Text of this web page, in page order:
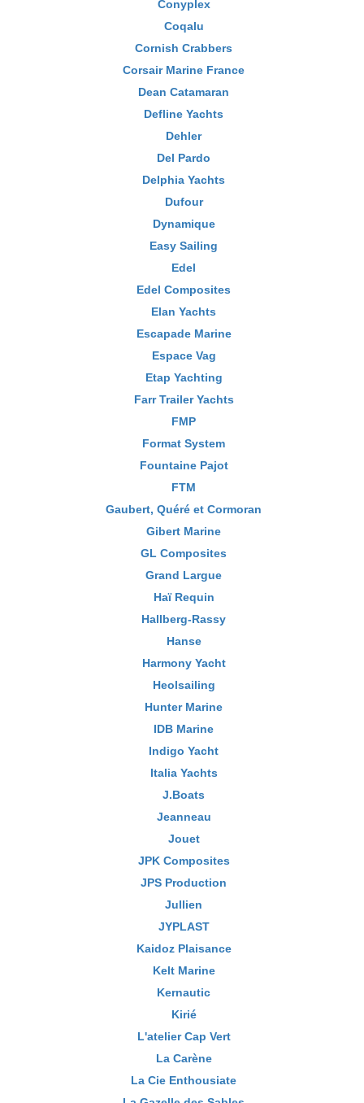
Conyplex
Coqalu
Cornish Crabbers
Corsair Marine France
Dean Catamaran
Defline Yachts
Dehler
Del Pardo
Delphia Yachts
Dufour
Dynamique
Easy Sailing
Edel
Edel Composites
Elan Yachts
Escapade Marine
Espace Vag
Etap Yachting
Farr Trailer Yachts
FMP
Format System
Fountaine Pajot
FTM
Gaubert, Quéré et Cormoran
Gibert Marine
GL Composites
Grand Largue
Haï Requin
Hallberg-Rassy
Hanse
Harmony Yacht
Heolsailing
Hunter Marine
IDB Marine
Indigo Yacht
Italia Yachts
J.Boats
Jeanneau
Jouet
JPK Composites
JPS Production
Jullien
JYPLAST
Kaidoz Plaisance
Kelt Marine
Kernautic
Kirié
L'atelier Cap Vert
La Carène
La Cie Enthousiate